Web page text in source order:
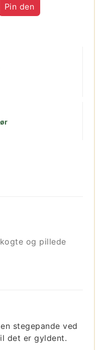
Pin den
kogte og pillede
stegepande ved
det er gyldent.